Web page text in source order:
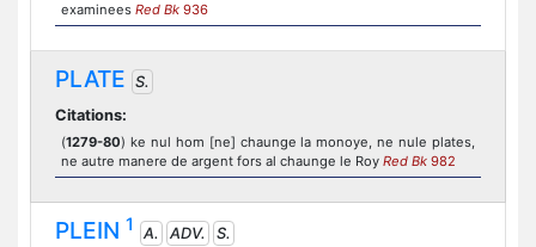
examinees Red Bk 936
PLATE S.
Citations:
(1279-80) ke nul hom [ne] chaunge la monoye, ne nule plates,
ne autre manere de argent fors al chaunge le Roy Red Bk 982
PLEIN 1 A. ADV.
S.